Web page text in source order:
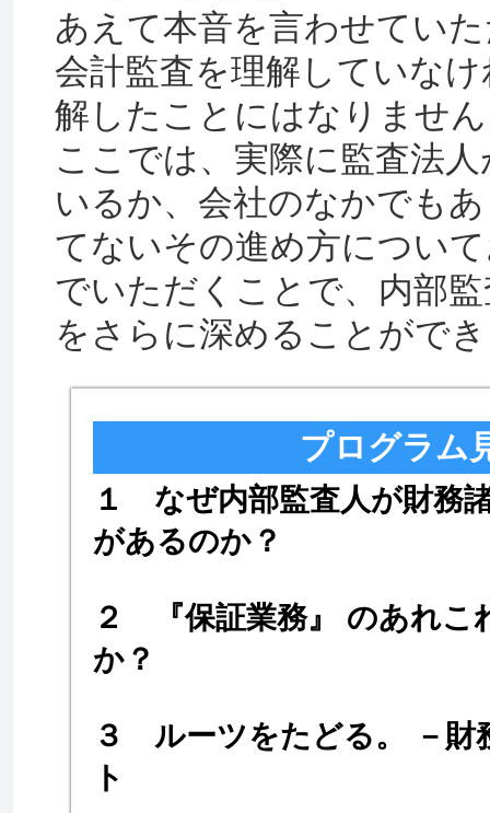
あえて本音を言わせてい
会計監査を理解していな
解したことにはなりませ
ここでは、実際に監査法
いるか、会社のなかでも
てないその進め方につい
でいただくことで、内部
をさらに深めることがで
プログラム
１ なぜ内部監査人が財務
があるのか？
２ 『保証業務』 のあれこ
か？
３ ルーツをたどる。 －財
ト